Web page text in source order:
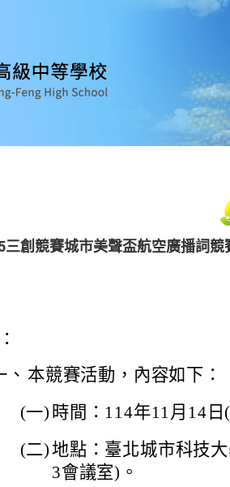
三創競賽城市美聲盃航空廣播詞競
、 本競賽活動，內容如下：
(一) 時間：114年11月14
(二)地點：臺北城市科技
3會議室)。